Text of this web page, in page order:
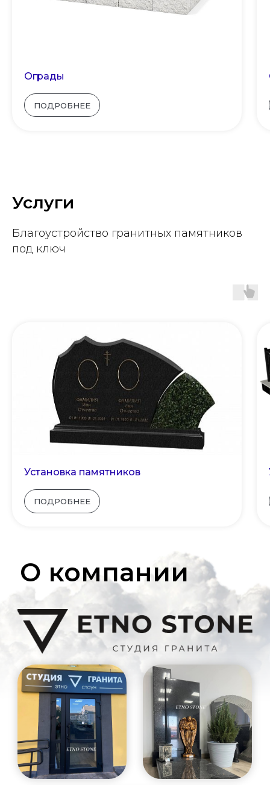
Ограды
ПОДРОБНЕЕ
Услуги
Благоустройство гранитных памятников
под ключ
Установка памятников
ПОДРОБНЕЕ
О компании